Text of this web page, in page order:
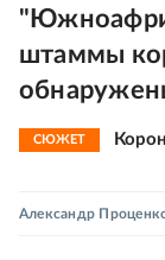
штаммы
СЮЖЕТ
Александр